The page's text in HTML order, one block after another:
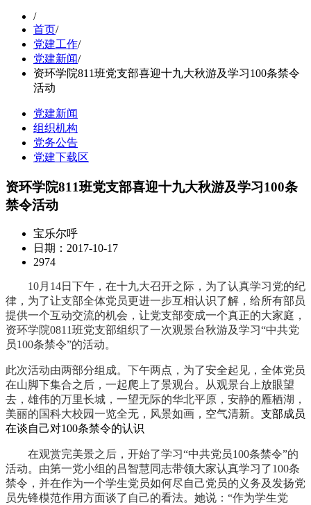
/
首页/
党建工作/
党建新闻/
资环学院811班党支部喜迎十九大秋游及学习100条禁令
活动
党建新闻
组织机构
党务公告
党建下载区
资环学院811班党支部喜迎十九大秋游及学习100条
禁令活动
宝乐尔呼
日期：2017-10-17
2974
10月14日下午，在十九大召开之际，为了认真学习党的纪
律，为了让支部全体党员更进一步互相认识了解，给所有部员
提供一个互动交流的机会，让党支部变成一个真正的大家庭，
资环学院0811班党支部组织了一次观景台秋游及学习“中共党
员100条禁令”的活动。
此次活动由两部分组成。下午两点，为了安全起见，全体党员
在山脚下集合之后，一起爬上了景观台。从观景台上放眼望
去，雄伟的万里长城，一望无际的华北平原，安静的雁栖湖，
美丽的国科大校园一览全无，风景如画，空气清新。 支部成员
在谈自己对100条禁令的认识
在观赏完美景之后，开始了学习“中共党员100条禁令”的
活动。由第一党小组的吕智慧同志带领大家认真学习了100条
禁令，并在作为一个学生党员如何尽自己党员的义务及发扬党
员先锋模范作用方面谈了自己的看法。她说：“作为学生党